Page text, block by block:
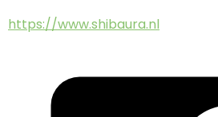
https://www.shibaura.nl